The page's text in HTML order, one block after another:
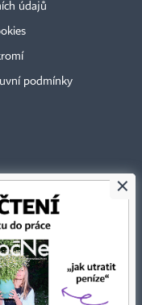
údajů
podmínky
svolení vydavatele je
rozmnožování a šíření
×